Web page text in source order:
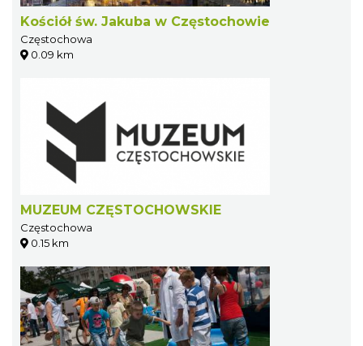
Kościół św. Jakuba w Częstochowie
Częstochowa
0.09 km
MUZEUM CZĘSTOCHOWSKIE
Częstochowa
0.15 km